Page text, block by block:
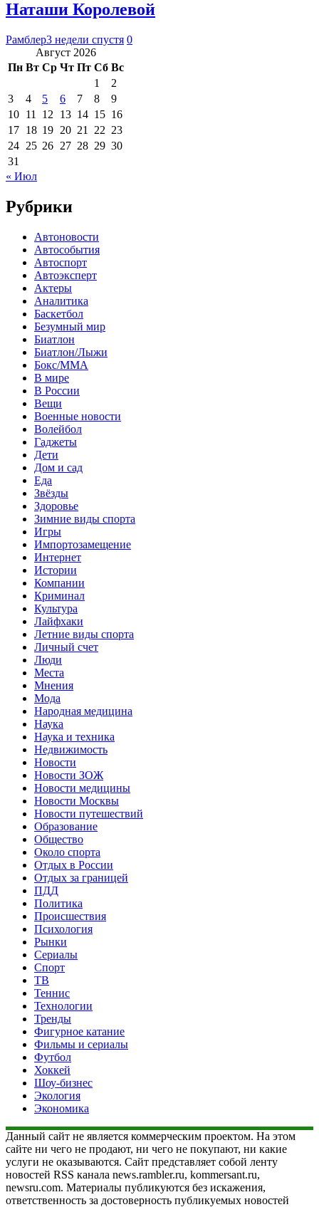
Наташи Королевой
Рамблер3 недели спустя 0
Август 2026
Пн Вт Ср Чт Пт Сб Вс
1
2
3
4 5 6 7 8
9
10 11 12 13 14 15 16
17 18 19 20 21 22 23
24 25 26 27 28 29 30
31
« Июл
Рубрики
Автоновости
Автособытия
Автоспорт
Автоэксперт
Актеры
Аналитика
Баскетбол
Безумный мир
Биатлон
Биатлон/Лыжи
Бокс/MMA
В мире
В России
Вещи
Военные новости
Волейбол
Гаджеты
Дети
Дом и сад
Еда
Звёзды
Здоровье
Зимние виды спорта
Игры
Импортозамещение
Интернет
Истории
Компании
Криминал
Культура
Лайфхаки
Летние виды спорта
Личный счет
Люди
Места
Мнения
Мода
Народная медицина
Наука
Наука и техника
Недвижимость
Новости
Новости ЗОЖ
Новости медицины
Новости Москвы
Новости путешествий
Образование
Общество
Около спорта
Отдых в России
Отдых за границей
ПДД
Политика
Происшествия
Психология
Рынки
Сериалы
Спорт
ТВ
Теннис
Технологии
Тренды
Фигурное катание
Фильмы и сериалы
Футбол
Хоккей
Шоу-бизнес
Экология
Экономика
Данный сайт не является коммерческим проектом. На этом
сайте ни чего не продают, ни чего не покупают, ни какие
услуги не оказываются. Сайт представляет собой ленту
новостей RSS канала news.rambler.ru, kommersant.ru,
newsru.com. Материалы публикуются без искажения,
ответственность за достоверность публикуемых новостей